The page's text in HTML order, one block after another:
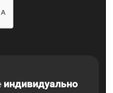
индивидуально